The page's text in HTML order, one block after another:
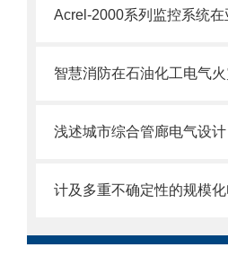
浅述城市综合管廊电气设计